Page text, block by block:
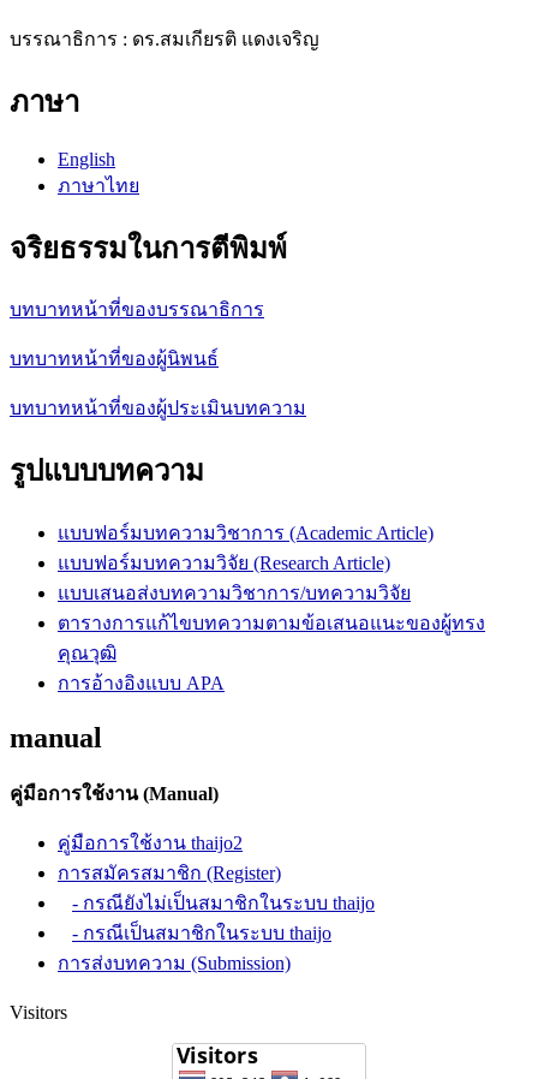
บรรณาธิการ : ดร.สมเกียรติ แดงเจริญ
ภาษา
English
ภาษาไทย
จริยธรรมในการตีพิมพ์
บทบาทหน้าที่ของบรรณาธิการ
บทบาทหน้าที่ของผู้นิพนธ์
บทบาทหน้าที่ของผู้ประเมินบทความ
รูปแบบบทความ
แบบฟอร์มบทความวิชาการ (Academic Article)
แบบฟอร์มบทความวิจัย (Research Article)
แบบเสนอส่งบทความวิชาการ/บทความวิจัย
ตารางการแก้ไขบทความตามข้อเสนอแนะของผู้ทรง
คุณวุฒิ
การอ้างอิงแบบ APA
manual
คู่มือการใช้งาน (Manual)
คู่มือการใช้งาน thaijo2
การสมัครสมาชิก (Register)
- กรณียังไม่เป็นสมาชิกในระบบ thaijo
- กรณีเป็นสมาชิกในระบบ thaijo
การส่งบทความ (Submission)
Visitors